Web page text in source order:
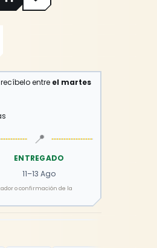
entre el martes
📍
ENTREGADO
11–13 Ago
o confirmación de la